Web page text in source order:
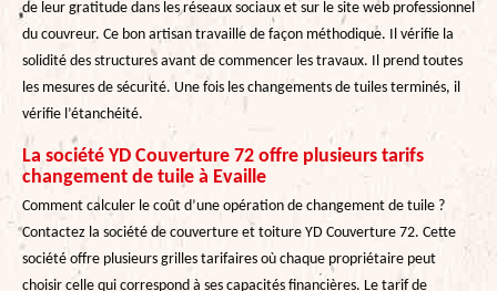
de leur gratitude dans les réseaux sociaux et sur le site web professionnel
du couvreur. Ce bon artisan travaille de façon méthodique. Il vérifie la
solidité des structures avant de commencer les travaux. Il prend toutes
les mesures de sécurité. Une fois les changements de tuiles terminés, il
vérifie l’étanchéité.
La société YD Couverture 72 offre plusieurs tarifs
changement de tuile à Evaille
Comment calculer le coût d’une opération de changement de tuile ?
Contactez la société de couverture et toiture YD Couverture 72. Cette
société offre plusieurs grilles tarifaires où chaque propriétaire peut
choisir celle qui correspond à ses capacités financières. Le tarif de